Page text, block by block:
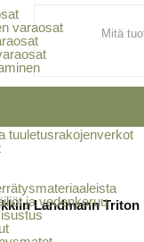
varaosat
tuuletusrakojenverkot
ja vedenkeruu
Landmann